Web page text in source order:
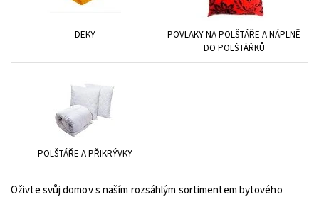
DEKY
POVLAKY NA POLŠTÁŘE A NÁPLNĚ
DO POLŠTÁŘKŮ
POLŠTÁŘE A PŘIKRÝVKY
Oživte svůj domov s naším rozsáhlým sortimentem bytového